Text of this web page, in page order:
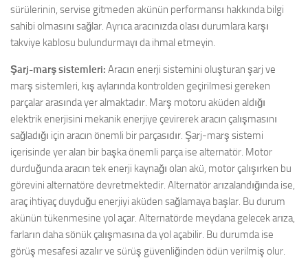
sürülerinin, servise gitmeden akünün performansı hakkında bilgi
sahibi olmasını sağlar. Ayrıca aracınızda olası durumlara karşı
takviye kablosu bulundurmayı da ihmal etmeyin.
Şarj-marş sistemleri: Aracın enerji sistemini oluşturan şarj ve
marş sistemleri, kış aylarında kontrolden geçirilmesi gereken
parçalar arasında yer almaktadır. Marş motoru aküden aldığı
elektrik enerjisini mekanik enerjiye çevirerek aracın çalışmasını
sağladığı için aracın önemli bir parçasıdır. Şarj-marş sistemi
içerisinde yer alan bir başka önemli parça ise alternatör. Motor
durduğunda aracın tek enerji kaynağı olan akü, motor çalışırken bu
görevini alternatöre devretmektedir. Alternatör arızalandığında ise,
araç ihtiyaç duyduğu enerjiyi aküden sağlamaya başlar. Bu durum
akünün tükenmesine yol açar. Alternatörde meydana gelecek arıza,
farların daha sönük çalışmasına da yol açabilir. Bu durumda ise
görüş mesafesi azalır ve sürüş güvenliğinden ödün verilmiş olur.